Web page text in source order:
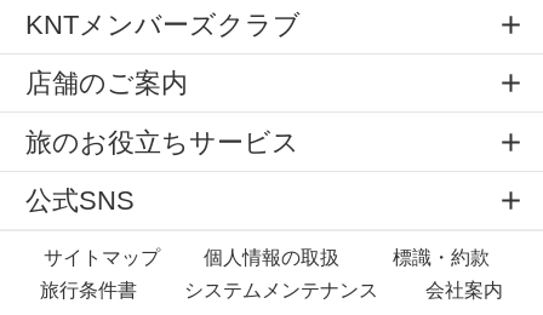
KNTメンバーズクラブ
店舗のご案内
旅のお役立ちサービス
公式SNS
サイトマップ 個人情報の取扱
標識・約款
旅行条件書
システムメンテナンス 会社案内